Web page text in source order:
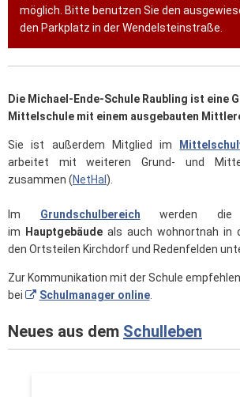
möglich. Bitte benutzen Sie den
den Parkplatz in der Wendelsteinstraße.
Die Michael-Ende-Schule Raubling ist eine
Mittelschule mit einem ausgebauten
Sie ist außerdem Mitglied im
arbeitet mit weiteren Grund- und
zusammen (NetHaI ).
Im Grundschulbereich werden die
im
Hauptgebäude als auch wohnortnah in
den Ortsteilen Kirchdorf und Redenfelden
Zur Kommunikation mit der Schule
bei
Schulmanager online.
Neues aus dem Schulleben